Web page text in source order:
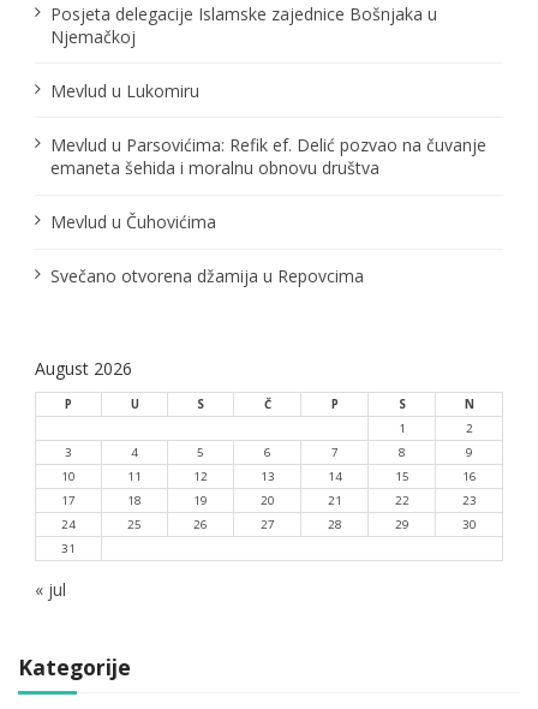
Posjeta delegacije Islamske zajednice Bošnjaka u
Njemačkoj
Mevlud u Lukomiru
Mevlud u Parsovićima: Refik ef. Delić pozvao na čuvanje
emaneta šehida i moralnu obnovu društva
Mevlud u Čuhovićima
Svečano otvorena džamija u Repovcima
August 2026
P U S Č P S
N
1
2
3
4 5 6 7 8
9
10
11 12 13 14 15
16
17
18 19 20 21 22
23
24
25 26 27 28 29
30
31
« jul
Kategorije